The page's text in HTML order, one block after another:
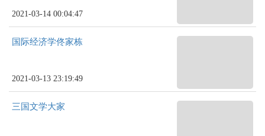
2021-03-14 00:04:47
国际经济学佟家栋
2021-03-13 23:19:49
三国文学大家